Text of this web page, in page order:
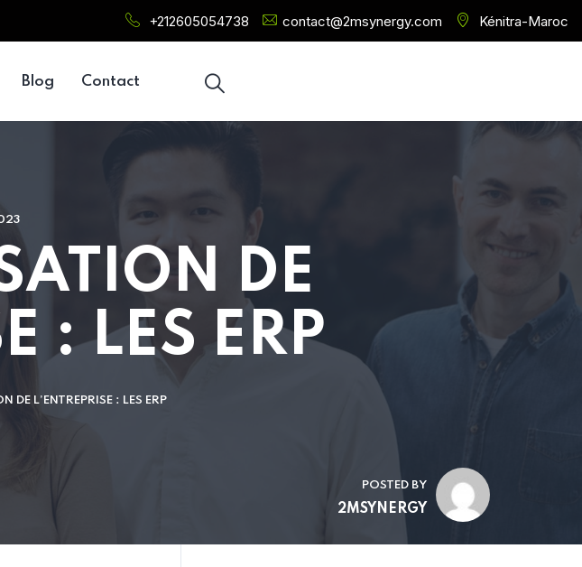
+212605054738 contact@2msynergy.com Kénitra-Maroc
Blog Contact
DE
: LES ERP
DE L’ENTREPRISE : LES ERP
POSTED BY
2MSYNERGY